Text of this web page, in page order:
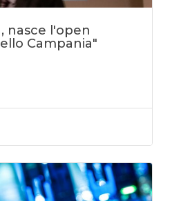
nasce l'open
Campania"